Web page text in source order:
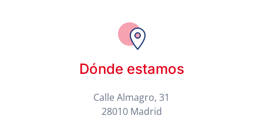
Dónde estamos
Calle Almagro, 31
28010 Madrid